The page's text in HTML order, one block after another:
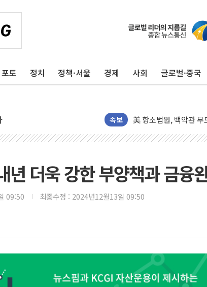
포토 정치 정책·서울 경제 사회 글로벌·중국
속보
트럼프, 쿡 연준 이사
유럽증시, 美 고용 예
[종합] 이슬람 수니파
트럼프, 백신·자폐증
이란 핵심 원유 수출항
美 고용 쇼크에 엔화
뉴욕증시 프리뷰, 美
[종합] 美 7월 고용 2만
[사진] 이슬람 수니파 3
뉴욕증시 개장 전 특
보훈부, 미 DPAA와
트럼프 "금리 내려야
특정 정치인 측근 포항
李 "해남 태양광, 대한
더욱 강한 부양책과 금융
09:50 최종수정 : 2024년12월13일 09:50